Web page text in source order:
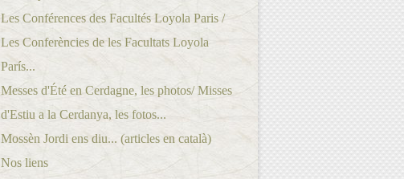
Les Conférences des Facultés Loyola Paris /
Les Conferències de les Facultats Loyola
París...
Messes d'Été en Cerdagne, les photos/ Misses
d'Estiu a la Cerdanya, les fotos...
Mossèn Jordi ens diu... (articles en català)
Nos liens